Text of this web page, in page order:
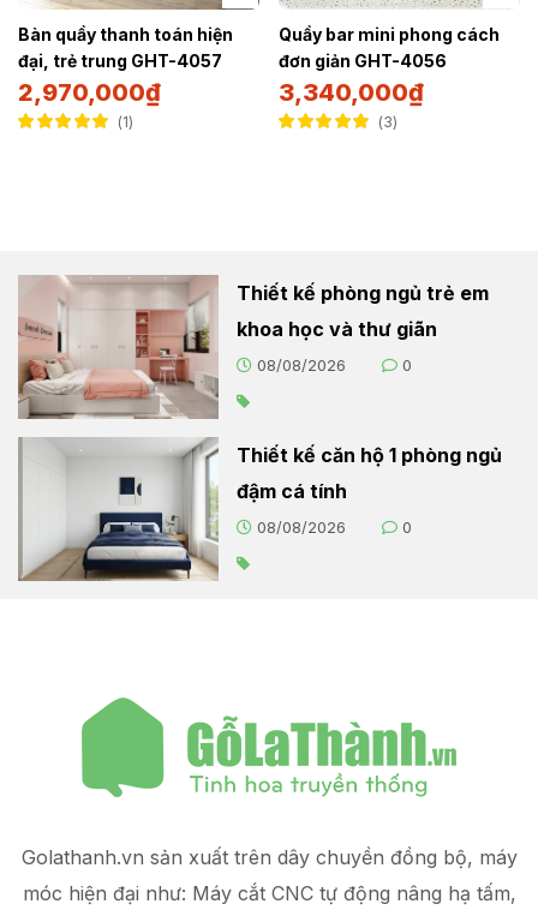
Bàn quầy thanh toán hiện
đại, trẻ trung GHT-4057
2,970,000₫
1
Quầy bar mini phong cách
đơn giản GHT-4056
3,340,000₫
3
Thiết kế phòng ngủ trẻ em
khoa học và thư giãn
08/08/2026 0
Thiết kế căn hộ 1 phòng ngủ
đậm cá tính
08/08/2026 0
Golathanh.vn sản xuất trên dây chuyền đồng bộ, máy
móc hiện đại như: Máy cắt CNC tự động nâng hạ tấm,